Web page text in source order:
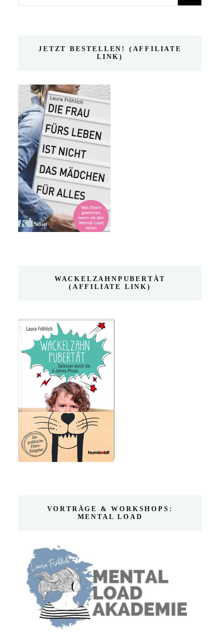
nach:
JETZT BESTELLEN! (AFFILIATE
LINK)
WACKELZAHNPUBERTÄT
(AFFILIATE LINK)
VORTRÄGE & WORKSHOPS:
MENTAL LOAD